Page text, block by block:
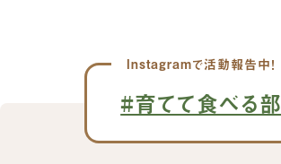
#育てて食べる部